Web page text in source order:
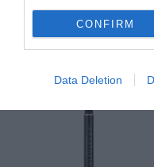
CONFIRM
Data Deletion